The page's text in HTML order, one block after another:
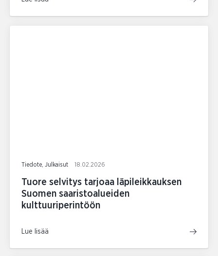
Tiedote, Julkaisut 18.02.2026
Tuore selvitys tarjoaa läpileikkauksen
Suomen saaristoalueiden
kulttuuriperintöön
Lue lisää